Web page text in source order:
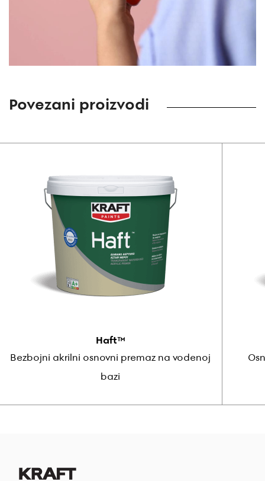
Povezani proizvodi
Haft™
Bezbojni akrilni osnovni premaz na vodenoj
bazi